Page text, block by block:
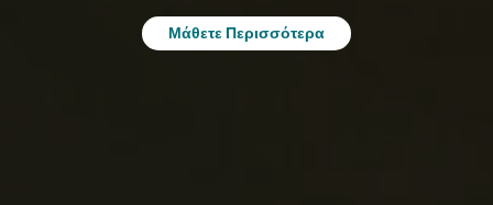
Μάθετε Περισσότερα